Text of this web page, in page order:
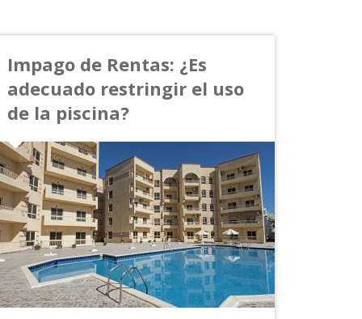
Impago de Rentas: ¿Es
adecuado restringir el uso
de la piscina?